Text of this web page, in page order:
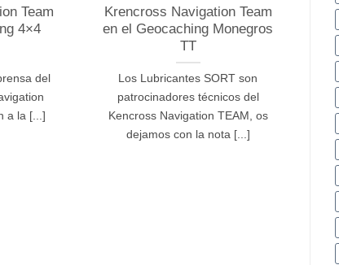
Team
4×4
del
a la [...]
Krencross Navigation Team
en el Geocaching Monegros
TT
Los Lubricantes SORT son
patrocinadores técnicos del
Kencross Navigation TEAM, os
dejamos con la nota [...]